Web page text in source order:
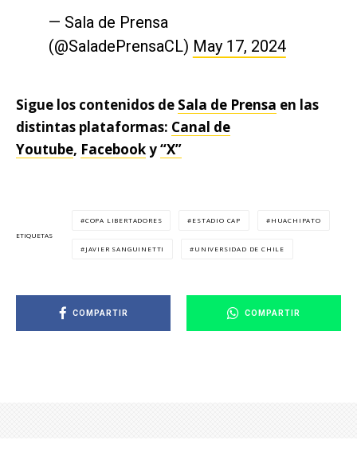
— Sala de Prensa
(@SaladePrensaCL) May 17, 2024
Sigue los contenidos de Sala de Prensa en las
distintas plataformas: Canal de
Youtube, Facebooky“X”
ETIQUETAS
COPA LIBERTADORES ESTADIO CAP HUACHIPATO
JAVIER SANGUINETTI UNIVERSIDAD DE CHILE
COMPARTIR COMPARTIR